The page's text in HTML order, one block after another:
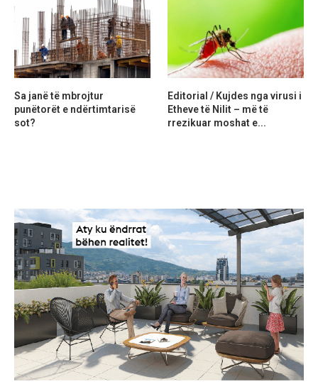
Sa janë të mbrojtur
punëtorët e ndërtimtarisë
sot?
Editorial / Kujdes nga virusi i
Etheve të Nilit – më të
rrezikuar moshat e...